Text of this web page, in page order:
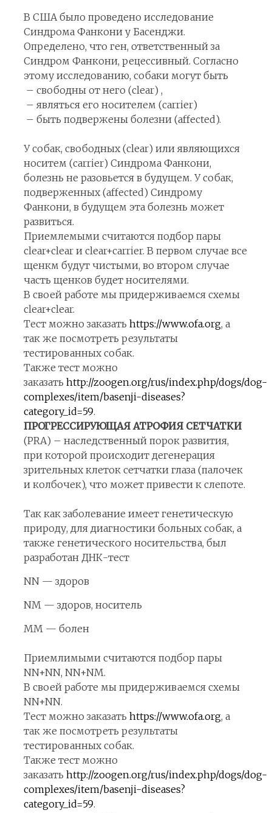
В США было проведено исследование
Синдрома Фанкони у Басенджи.
Определено, что ген, ответственный за
Синдром Фанкони, рецессивный. Согласно
этому исследованию, собаки могут быть
– свободны от него (clear) ,
– являться его носителем (carrier)
– быть подвержены болезни (affected).
У собак, свободных (clear) или являющихся
носитем (carrier) Синдрома Фанкони,
болезнь не разовьется в будущем. У собак,
подверженных (affected) Синдрому
Фанкони, в будущем эта болезнь может
развиться.
Приемлемыми считаются подбор пары
clear+clear и clear+carrier. В первом случае все
щенкм будут чистыми, во втором случае
часть щенков будет носителями.
В своей работе мы придерживаемся схемы
clear+clear.
Тест можно заказать https://www.ofa.org, а
так же посмотреть результаты
тестированных собак.
Также тест можно
заказать http://zoogen.org/rus/index.php/dogs/dog-
complexes/item/basenji-diseases?
category_id=59.
ПРОГРЕССИРУЮЩАЯ АТРОФИЯ СЕТЧАТКИ
(PRA) – наследственный порок развития,
при которой происходит дегенерация
зрительных клеток сетчатки глаза (палочек
и колбочек), что может привести к слепоте.
Так как заболевание имеет генетическую
природу, для диагностики больных собак, а
также генетического носительства, был
разработан ДНК-тест
NN — здоров
NM — здоров, носитель
MM — болен
Приемлимыми считаются подбор пары
NN+NN, NN+NM.
В своей работе мы придерживаемся схемы
NN+NN.
Тест можно заказать https://www.ofa.org, а
так же посмотреть результаты
тестированных собак.
Также тест можно
заказать http://zoogen.org/rus/index.php/dogs/dog-
complexes/item/basenji-diseases?
category_id=59.